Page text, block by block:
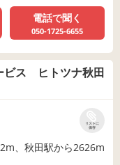
電話で聞く
050-1725-6655
ビス ヒトツナ秋田
リストに
保存
、秋田駅から2626m